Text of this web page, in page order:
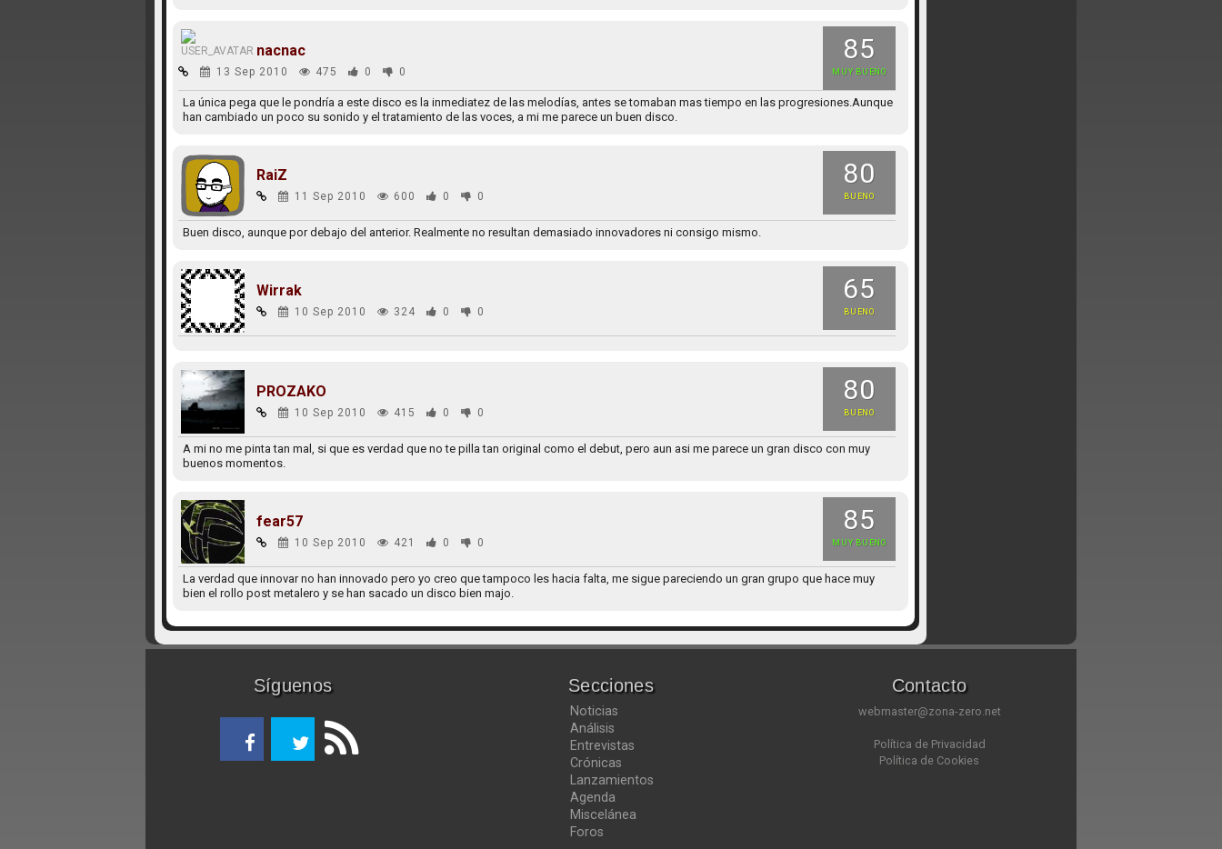
85
MUY BUENO
nacnac
13 Sep 2010 475 0 0
La única pega que le pondría a este disco es la inmediatez de las melodías, antes se tomaban mas tiempo en las progresiones.Aunque
han cambiado un poco su sonido y el tratamiento de las voces, a mi me parece un buen disco.
80
BUENO
RaiZ
11 Sep 2010 600 0 0
Buen disco, aunque por debajo del anterior. Realmente no resultan demasiado innovadores ni consigo mismo.
65
BUENO
Wirrak
10 Sep 2010 324 0 0
80
BUENO
PROZAKO
10 Sep 2010 415 0 0
A mi no me pinta tan mal, si que es verdad que no te pilla tan original como el debut, pero aun asi me parece un gran disco con muy
buenos momentos.
85
MUY BUENO
fear57
10 Sep 2010 421 0 0
La verdad que innovar no han innovado pero yo creo que tampoco les hacia falta, me sigue pareciendo un gran grupo que hace muy
bien el rollo post metalero y se han sacado un disco bien majo.
Síguenos Secciones
Noticias
Análisis
Entrevistas
Crónicas
Lanzamientos
Agenda
Miscelánea
Foros
Contacto
webmaster@zona-zero.net
Política de Privacidad
Política de Cookies